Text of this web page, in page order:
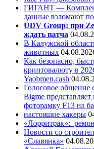
ГИГАНТ —
данные взломают
UDV Group: при
ждать патча
В Калужской
животных
Как безопасно,
криптовалюту в
Yaobmen.cash
Голосовое общение
Bigme
фоторамку F13 на
настоящие хакеры
«Лорритрак»:
Новости со
«Славянка»